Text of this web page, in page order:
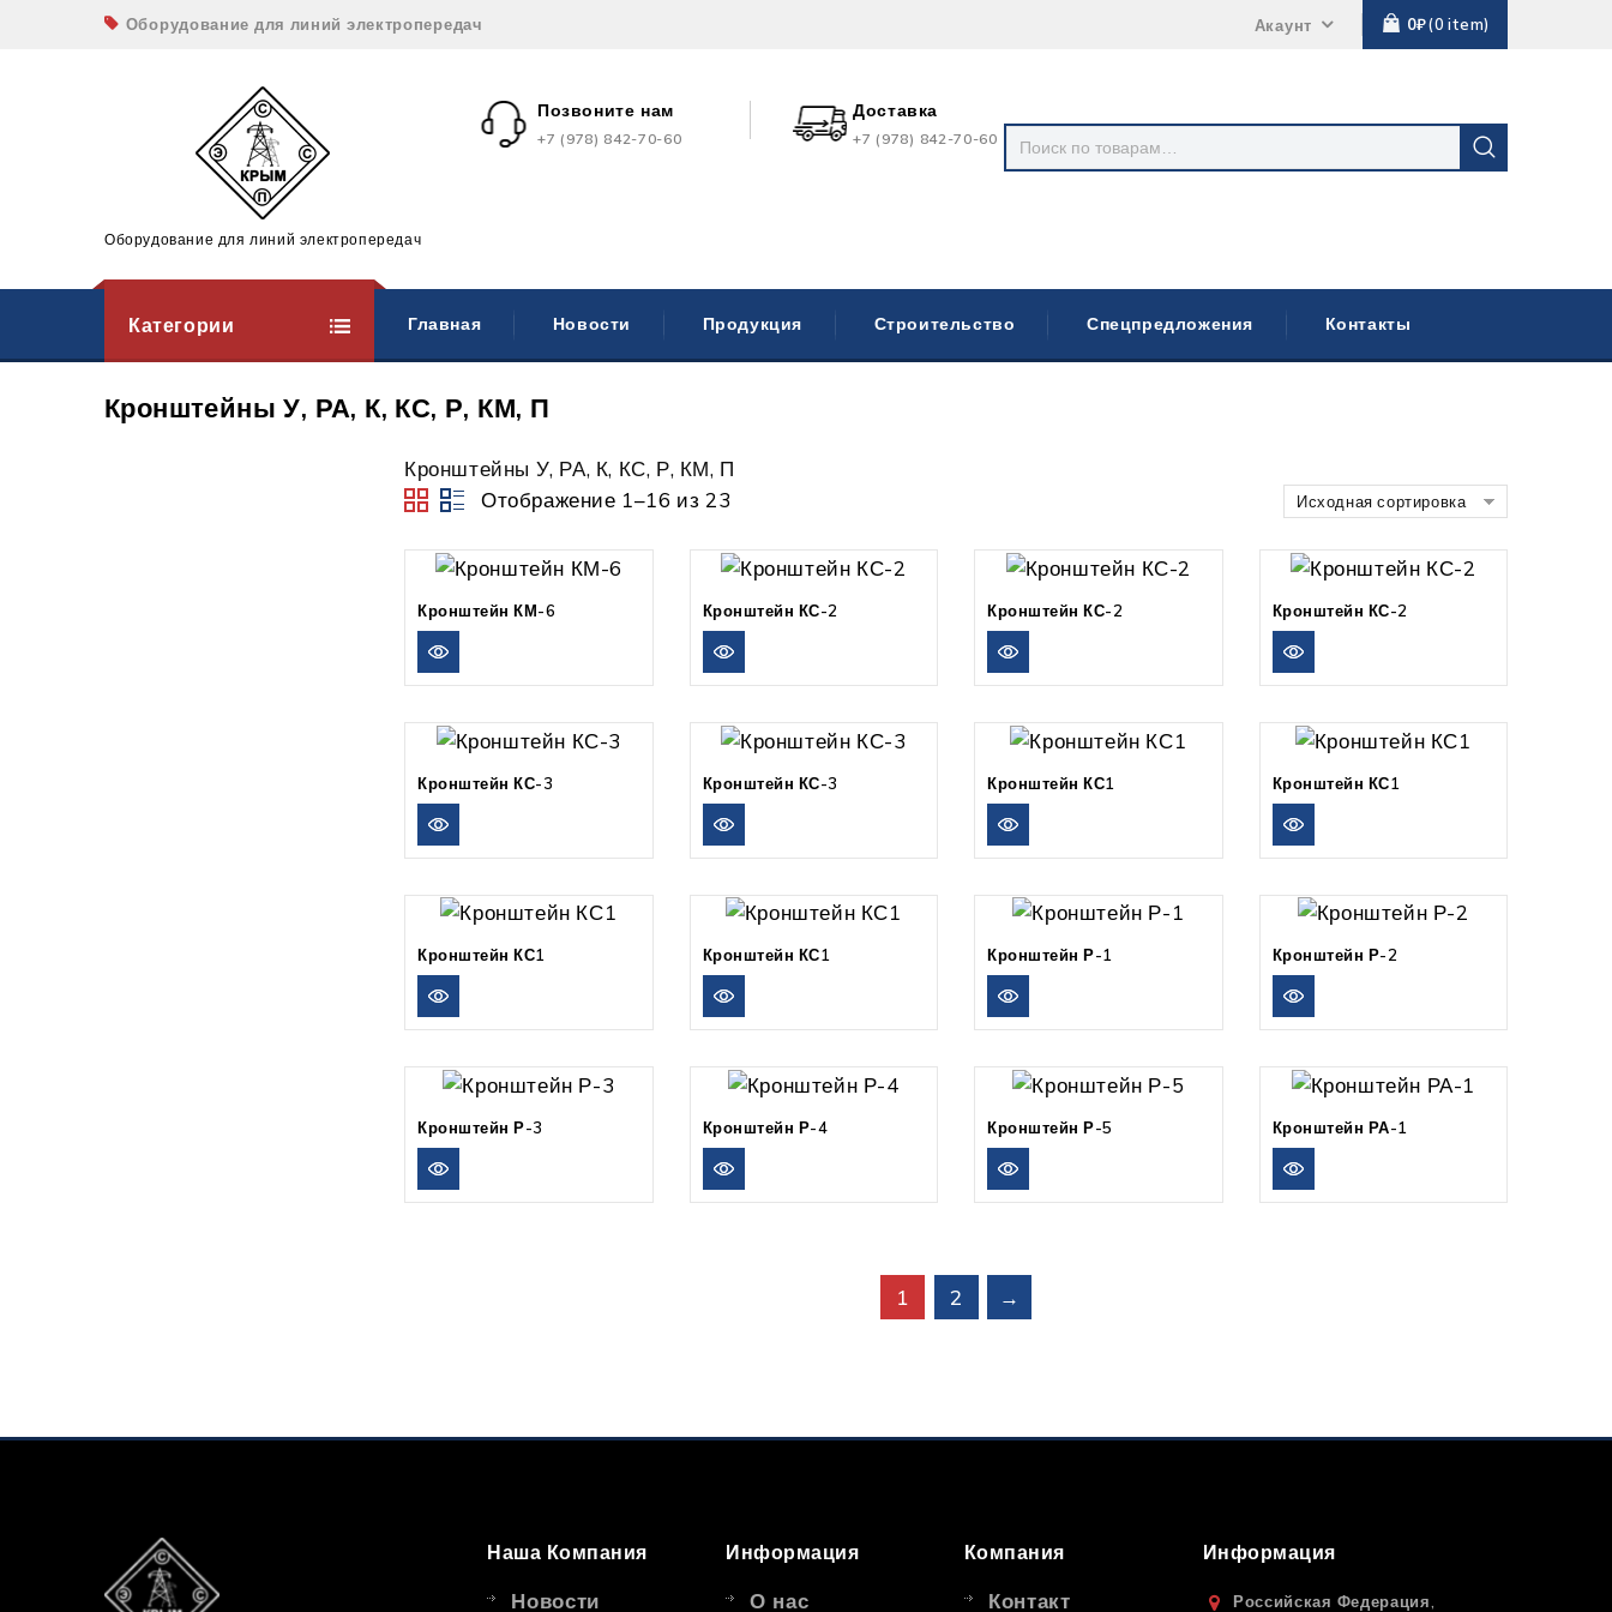
Оборудование для линий электропередач Акаунт 0₽ 0 item
Оборудование для линий электропередач
Позвоните нам
+7 (978) 842-70-60
Доставка
+7 (978) 842-70-60
Категории Главная Новости Продукция Строительство Спецпредложения Контакты
Кронштейны У, РА, К, КС, Р, КМ, П
Кронштейны У, РА, К, КС, Р, КМ, П
Отображение 1–16 из 23
Исходная сортировка
Кронштейн КМ-6 Кронштейн КС-2 Кронштейн КС-2 Кронштейн КС-2
Кронштейн КС-3 Кронштейн КС-3 Кронштейн КС1 Кронштейн КС1
Кронштейн КС1 Кронштейн КС1 Кронштейн Р-1 Кронштейн Р-2
Кронштейн Р-3 Кронштейн Р-4 Кронштейн Р-5 Кронштейн РА-1
1 2 →
Наша Компания
Новости
Информация
О нас
Компания
Контакт
Информация
Российская Федерация,